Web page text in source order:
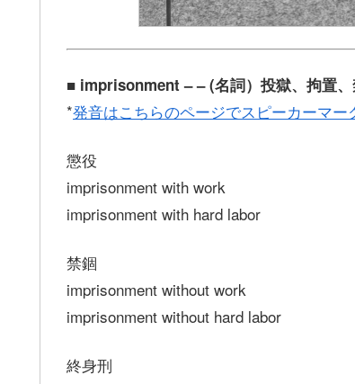
■ imprisonment – – (名詞）投獄、拘置
*発音はこちらのページでスピーカーマー
懲役
imprisonment with work
imprisonment with hard labor
禁錮
imprisonment without work
imprisonment without hard labor
終身刑